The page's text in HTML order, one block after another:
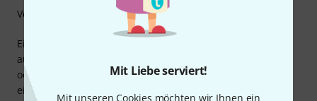
Mit Liebe serviert!
Mit unseren Cookies möchten wir Ihnen ein
Eine kleine, handliche dunkelblaue Zungentrommel, die
auch ohne Vorkenntnisse gespielt werden kann, langsam
oder schnell, und die es so auch Ungeübten ermöglicht,
einen Raum mit schönen, harmonischen Klängen und
Verarbeitung